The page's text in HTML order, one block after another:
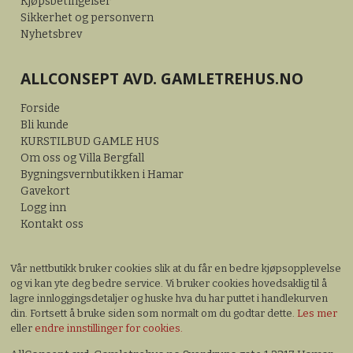
Sikkerhet og personvern
Nyhetsbrev
ALLCONSEPT AVD. GAMLETREHUS.NO
Forside
Bli kunde
KURSTILBUD GAMLE HUS
Om oss og Villa Bergfall
Bygningsvernbutikken i Hamar
Gavekort
Logg inn
Kontakt oss
Vår nettbutikk bruker cookies slik at du får en bedre kjøpsopplevelse
og vi kan yte deg bedre service. Vi bruker cookies hovedsaklig til å
lagre innloggingsdetaljer og huske hva du har puttet i handlekurven
din. Fortsett å bruke siden som normalt om du godtar dette.Les mer
eller endre innstillinger for cookies.